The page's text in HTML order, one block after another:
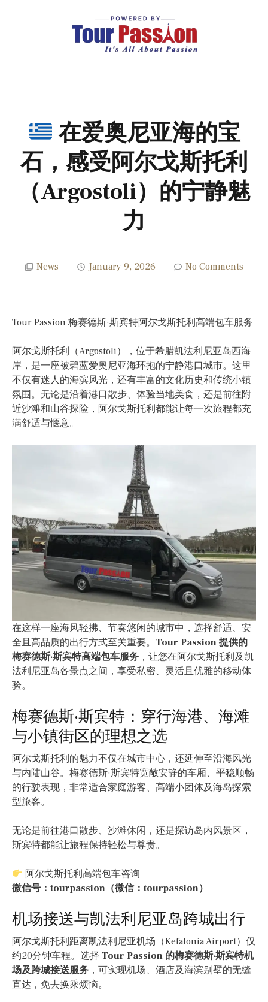
在爱奥尼亚海的宝
石，感受阿尔戈斯托利
（Argostoli）的宁静魅
力
News January 9, 2026 No Comments
Tour Passion 梅赛德斯·斯宾特阿尔戈斯托利高端包车服务
阿尔戈斯托利（Argostoli），位于希腊凯法利尼亚岛西海
岸，是一座被碧蓝爱奥尼亚海环抱的宁静港口城市。这里
不仅有迷人的海滨风光，还有丰富的文化历史和传统小镇
氛围。无论是沿着港口散步、体验当地美食，还是前往附
近沙滩和山谷探险，阿尔戈斯托利都能让每一次旅程都充
满舒适与惬意。
在这样一座海风轻拂、节奏悠闲的城市中，选择舒适、安
全且高品质的出行方式至关重要。 Tour Passion 提供的
梅赛德斯·斯宾特高端包车服务 ，让您在阿尔戈斯托利及凯
法利尼亚岛各景点之间，享受私密、灵活且优雅的移动体
验。
梅赛德斯·斯宾特：穿行海港、海滩
与小镇街区的理想之选
阿尔戈斯托利的魅力不仅在城市中心，还延伸至沿海风光
与内陆山谷。梅赛德斯·斯宾特宽敞安静的车厢、平稳顺畅
的行驶表现，非常适合家庭游客、高端小团体及海岛探索
型旅客。
无论是前往港口散步、沙滩休闲，还是探访岛内风景区，
斯宾特都能让旅程保持轻松与尊贵。
阿尔戈斯托利高端包车咨询
微信号：tourpassion（微信：tourpassion）
机场接送与凯法利尼亚岛跨城出行
阿尔戈斯托利距离凯法利尼亚机场（Kefalonia Airport）仅
约20分钟车程。选择 Tour Passion 的梅赛德斯·斯宾特机
场及跨城接送服务 ，可实现机场、酒店及海滨别墅的无缝
直达，免去换乘烦恼。